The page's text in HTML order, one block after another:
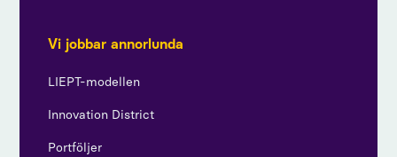
Vi jobbar annorlunda
LIEPT-modellen
Innovation District
Portföljer